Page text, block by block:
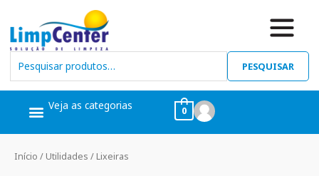
PESQUISAR
Veja as categorias 0
Início / Utilidades / Lixeiras